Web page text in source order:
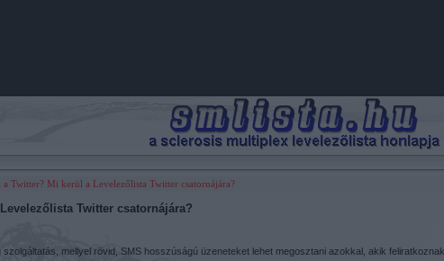
a Twitter? Mi kerül a Levelezőlista Twitter csatornájára?
Twitter csatornájára?
mellyel rövid, SMS hosszúságú üzeneteket lehet megosztani azokkal, akik